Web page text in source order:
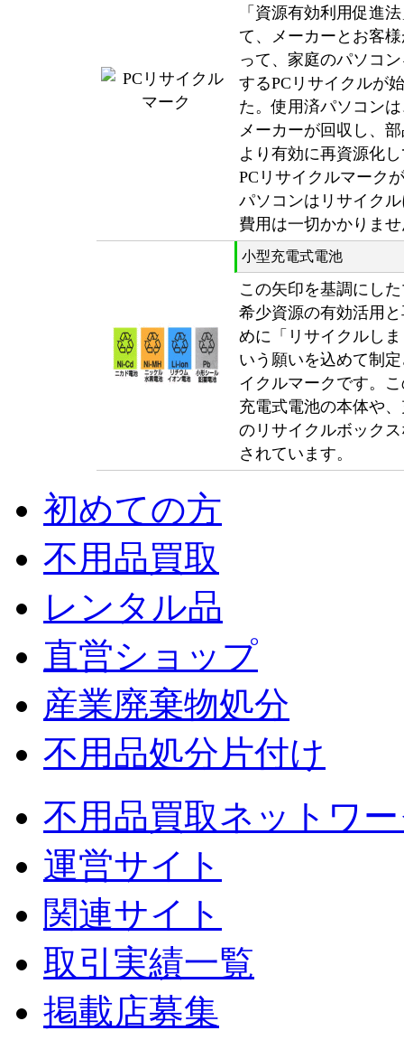
「資源有効利用促進
て、メーカーとお客
って、家庭のパソコ
するPCリサイクルが
た。使用済パソコン
メーカーが回収し、
より有効に再資源化
PCリサイクルマーク
パソコンはリサイク
費用は一切かかりま
小型充電式電池
この矢印を基調にし
希少資源の有効活用
めに「リサイクルし
いう願いを込めて制
イクルマークです。
充電式電池の本体や
のリサイクルボック
されています。
初めての方
不用品買取
レンタル品
直営ショップ
産業廃棄物処分
不用品処分片付け
不用品買取ネットワ
運営サイト
関連サイト
取引実績一覧
掲載店募集